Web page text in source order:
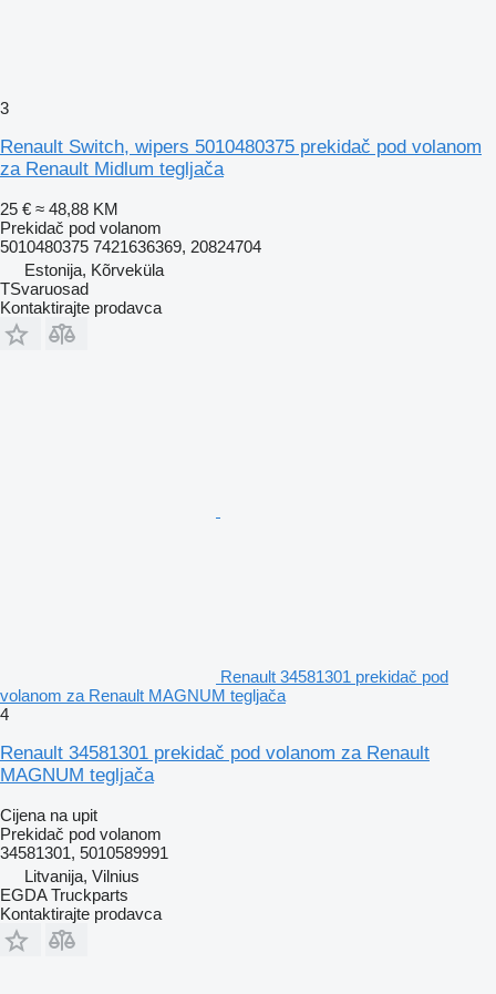
3
Renault Switch, wipers 5010480375 prekidač pod volanom
za Renault Midlum tegljača
25 € ≈ 48,88 KM
Prekidač pod volanom
5010480375 7421636369, 20824704
Estonija, Kõrveküla
TSvaruosad
Kontaktirajte prodavca
Renault 34581301 prekidač pod
volanom za Renault MAGNUM tegljača
4
Renault 34581301 prekidač pod volanom za Renault
MAGNUM tegljača
Cijena na upit
Prekidač pod volanom
34581301, 5010589991
Litvanija, Vilnius
EGDA Truckparts
Kontaktirajte prodavca